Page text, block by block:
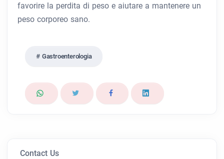
favorire la perdita di peso e aiutare a mantenere un
peso corporeo sano.
Gastroenterologia
Contact Us